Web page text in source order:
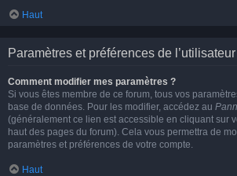
Haut
Paramètres et préférences de l’utilisateur
Comment modifier mes paramètres ?
Si vous êtes membre de ce forum, tous vos
base de données. Pour les modifier, accédez au
(généralement ce lien est accessible en cliquant sur
haut des pages du forum). Cela vous permettra de
paramètres et préférences de votre compte.
Haut